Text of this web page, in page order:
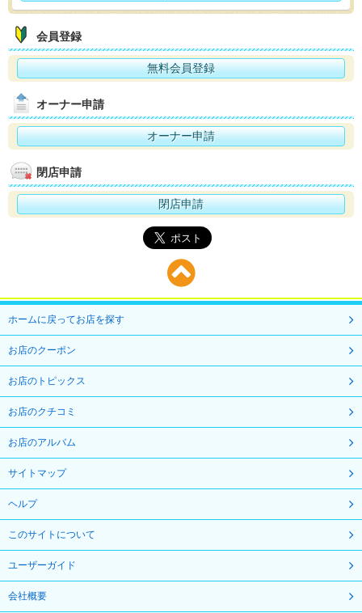
会員登録
無料会員登録
オーナー申請
オーナー申請
閉店申請
閉店申請
ホームに戻ってお店を探す
お店のクーポン
お店のトピックス
お店のクチコミ
お店のアルバム
サイトマップ
ヘルプ
このサイトについて
ユーザーガイド
会社概要